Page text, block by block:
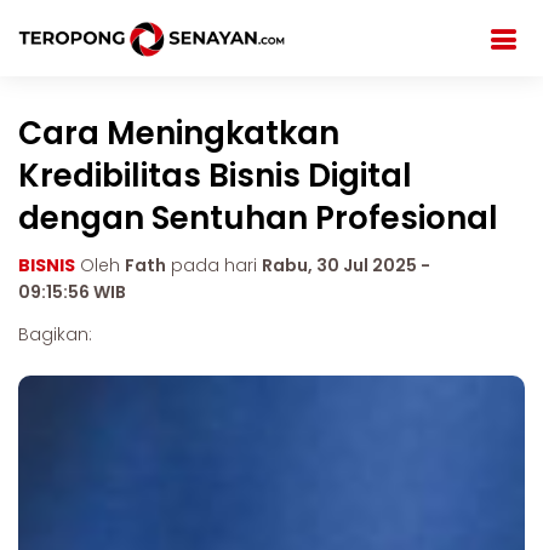
Cara Meningkatkan
Kredibilitas Bisnis Digital
dengan Sentuhan Profesional
BISNIS Oleh Fath pada hari Rabu, 30 Jul 2025 -
09:15:56 WIB
Bagikan: